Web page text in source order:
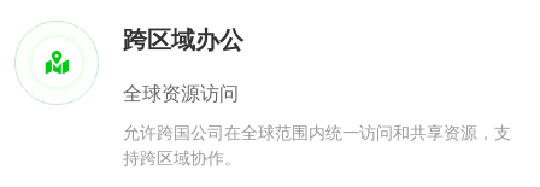
跨区域办公
全球资源访问
允许跨国公司在全球范围内统一访问和共享资源，支
持跨区域协作。